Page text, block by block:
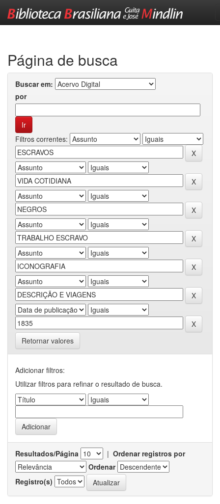
Página de busca
Buscar em:
por
Filtros correntes:
Retornar valores
Adicionar filtros:
Utilizar filtros para refinar o resultado de busca.
Resultados/Página | Ordenar registros por
Ordenar
Registro(s)